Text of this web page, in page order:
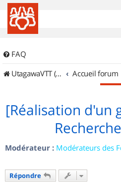
FAQ
UtagawaVTT (Randos VTT et VTTAE avec traces GPS)
Accueil forum
[Réalisation d'un
Modérateur : Modérateurs des
Répondre